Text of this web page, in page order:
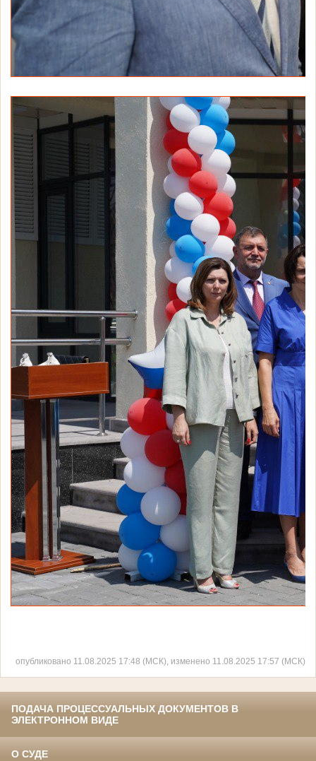
опубликовано 11.08.2025 17:48 (МСК), изменено 11.08.2025 17:57 (МСК)
ПОДАЧА ПРОЦЕССУАЛЬНЫХ ДОКУМЕНТОВ В
ЭЛЕКТРОННОМ ВИДЕ
О СУДЕ